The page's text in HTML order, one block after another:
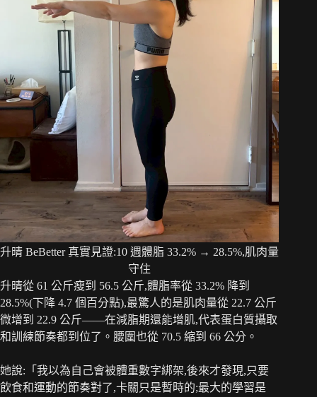
升晴 BeBetter 真實見證:10 週體脂 33.2% → 28.5%,肌肉量
守住
升晴從 61 公斤瘦到 56.5 公斤,體脂率從 33.2% 降到
28.5%(下降 4.7 個百分點),最驚人的是肌肉量從 22.7 公斤
微增到 22.9 公斤——在減脂期還能增肌,代表蛋白質攝取
和訓練節奏都到位了。腰圍也從 70.5 縮到 66 公分。
她說:「我以為自己會被體重數字綁架,後來才發現,只要
飲食和運動的節奏對了,卡關只是暫時的;最大的學習是